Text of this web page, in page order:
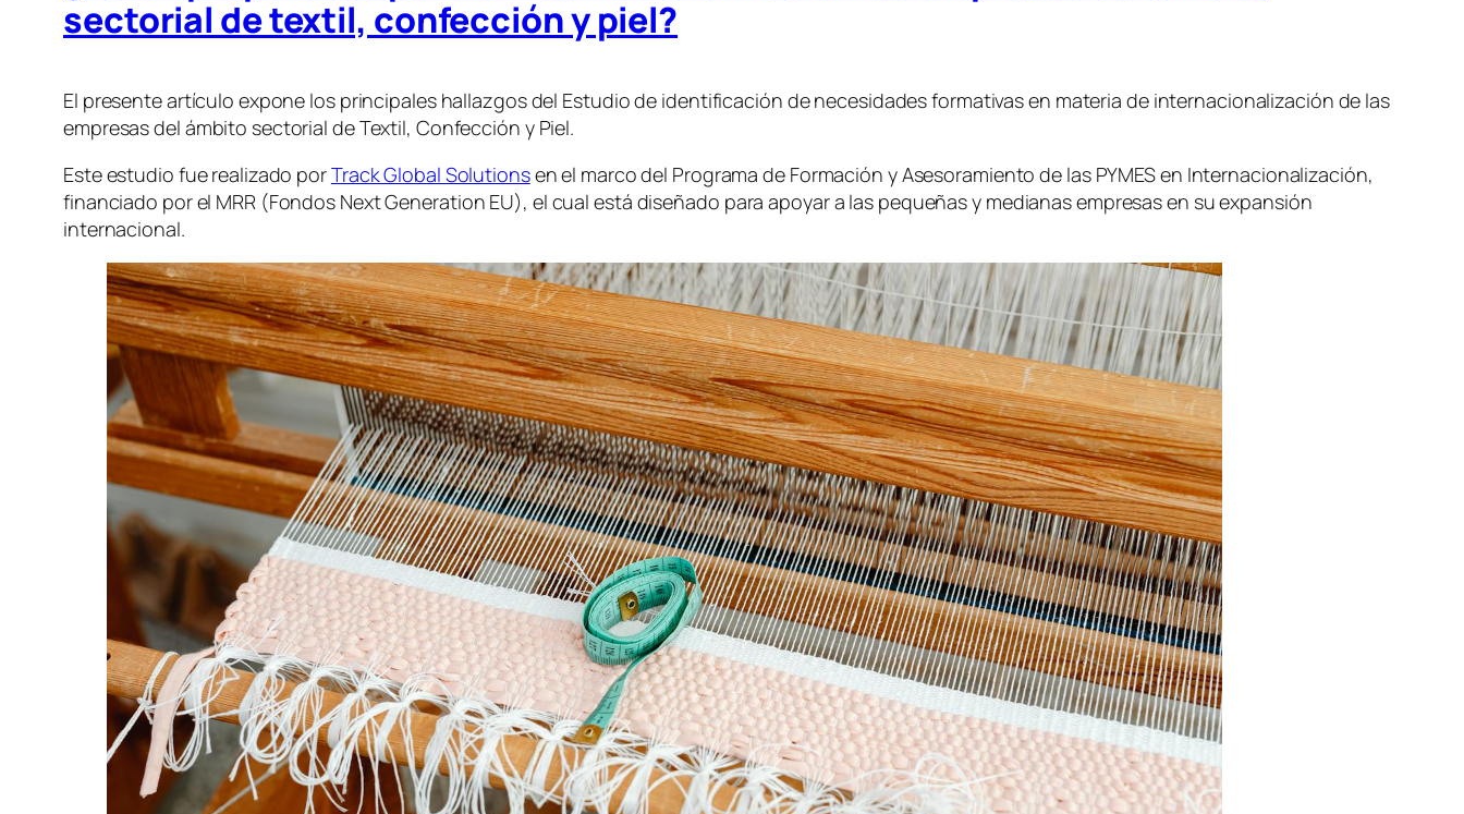
sectorial de textil, confección y piel?
El presente artículo expone los principales hallazgos del Estudio de identificación de necesidades formativas en materia de internacionalización de las
empresas del ámbito sectorial de Textil, Confección y Piel.
Este estudio fue realizado porTrack Global Solutionsen el marco del Programa de Formación y Asesoramiento de las PYMES en Internacionalización,
financiado por el MRR (Fondos Next Generation EU), el cual está diseñado para apoyar a las pequeñas y medianas empresas en su expansión
internacional.